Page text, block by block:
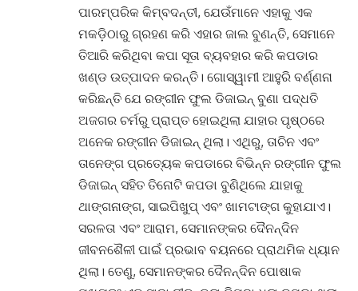
ପାରମ୍ପରିକ କିମ୍ବଦନ୍ତୀ, ଯେଉଁମାନେ ଏହାକୁ ଏକ
ମକଡ଼ିଠାରୁ ଗ୍ରହଣ କରି ଏହାର ଜାଲ ବୁଣନ୍ତି, ସେମାନେ
ତିଆରି କରିଥିବା କପା ସୂତା ବ୍ୟବହାର କରି କପଡାର
ଖଣ୍ଡ ଉତ୍ପାଦନ କରନ୍ତି। ଗୋସ୍ୱାମୀ ଆହୁରି ବର୍ଣ୍ଣନା
କରିଛନ୍ତି ଯେ ରଙ୍ଗୀନ ଫୁଲ ଡିଜାଇନ୍ ବୁଣା ପଦ୍ଧତି
ଅଜଗର ଚର୍ମରୁ ପ୍ରାପ୍ତ ହୋଇଥିଲା ଯାହାର ପୃଷ୍ଠରେ
ଅନେକ ରଙ୍ଗୀନ ଡିଜାଇନ୍ ଥିଲା। ଏଥିରୁ, ତାଚିନ ଏବଂ
ତାନେଙ୍ଗ ପ୍ରତ୍ୟେକ କପଡାରେ ବିଭିନ୍ନ ରଙ୍ଗୀନ ଫୁଲ
ଡିଜାଇନ୍ ସହିତ ତିନୋଟି କପଡା ବୁଣିଥିଲେ ଯାହାକୁ
ଥାଙ୍ଗନାଙ୍ଗ, ସାଇପିଖୁପ୍ ଏବଂ ଖାମଟାଙ୍ଗ କୁହାଯାଏ।
ସରଳତା ଏବଂ ଆରାମ, ସେମାନଙ୍କର ଦୈନନ୍ଦିନ
ଜୀବନଶୈଳୀ ପାଇଁ ପ୍ରଭାବ ବୟନରେ ପ୍ରାଥମିକ ଧ୍ୟାନ
ଥିଲା। ତେଣୁ, ସେମାନଙ୍କର ଦୈନନ୍ଦିନ ପୋଷାକ